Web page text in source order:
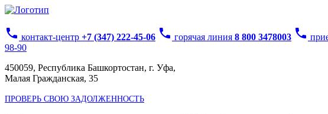
phone контакт-центр +7 (347) 222-45-06 phone горячая линия 8 800 3478003 phone
98-90
450059, Республика Башкортостан, г. Уфа,
Малая Гражданская, 35
ПРОВЕРЬ СВОЮ ЗАДОЛЖЕННОСТЬ